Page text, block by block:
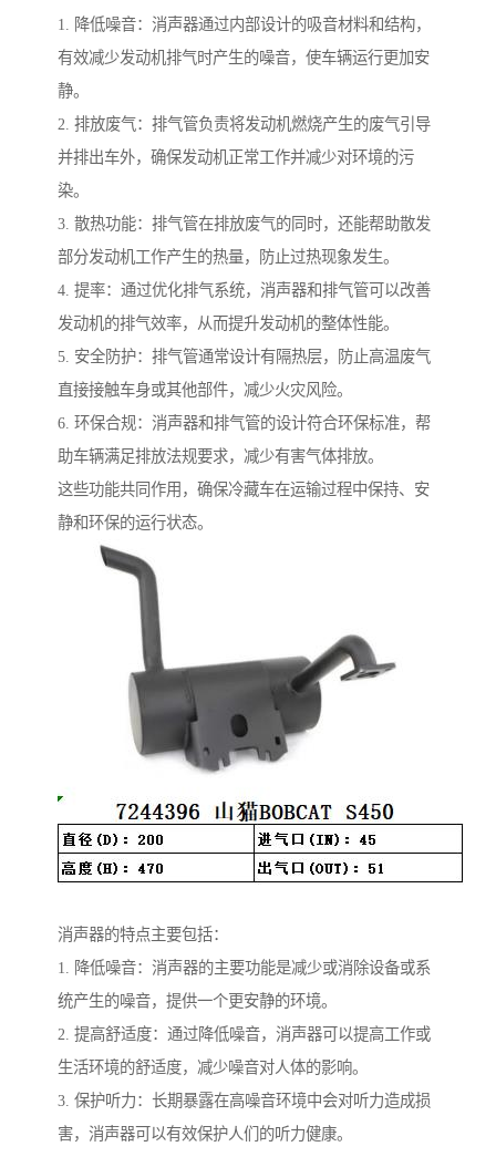
1. 降低噪音：消声器通过内部设计的吸音材料和结构，
有效减少发动机排气时产生的噪音，使车辆运行更加安
静。
2. 排放废气：排气管负责将发动机燃烧产生的废气引导
并排出车外，确保发动机正常工作并减少对环境的污
染。
3. 散热功能：排气管在排放废气的同时，还能帮助散发
部分发动机工作产生的热量，防止过热现象发生。
4. 提率：通过优化排气系统，消声器和排气管可以改善
发动机的排气效率，从而提升发动机的整体性能。
5. 安全防护：排气管通常设计有隔热层，防止高温废气
直接接触车身或其他部件，减少火灾风险。
6. 环保合规：消声器和排气管的设计符合环保标准，帮
助车辆满足排放法规要求，减少有害气体排放。
这些功能共同作用，确保冷藏车在运输过程中保持、安
静和环保的运行状态。
消声器的特点主要包括：
1. 降低噪音：消声器的主要功能是减少或消除设备或系
统产生的噪音，提供一个更安静的环境。
2. 提高舒适度：通过降低噪音，消声器可以提高工作或
生活环境的舒适度，减少噪音对人体的影响。
3. 保护听力：长期暴露在高噪音环境中会对听力造成损
害，消声器可以有效保护人们的听力健康。